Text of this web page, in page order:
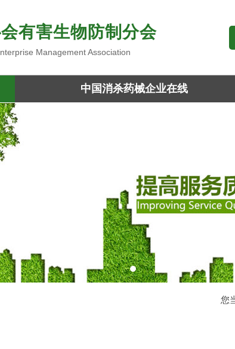
有害生物防制分会
Management Association
中国消杀药械企业在线
您